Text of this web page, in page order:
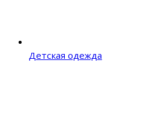
Детская одежда